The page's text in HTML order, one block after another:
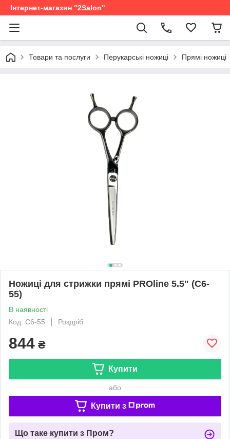
Інтернет-магазин "2Salon"
Товари та послуги Перукарські ножиці Прямі ножиці
Ножиці для стрижки прямі PROline 5.5" (C6-
55)
В наявності
Код: C6-55
Роздріб
844 ₴
Купити
або
Купити з
Що таке купити з Пром?